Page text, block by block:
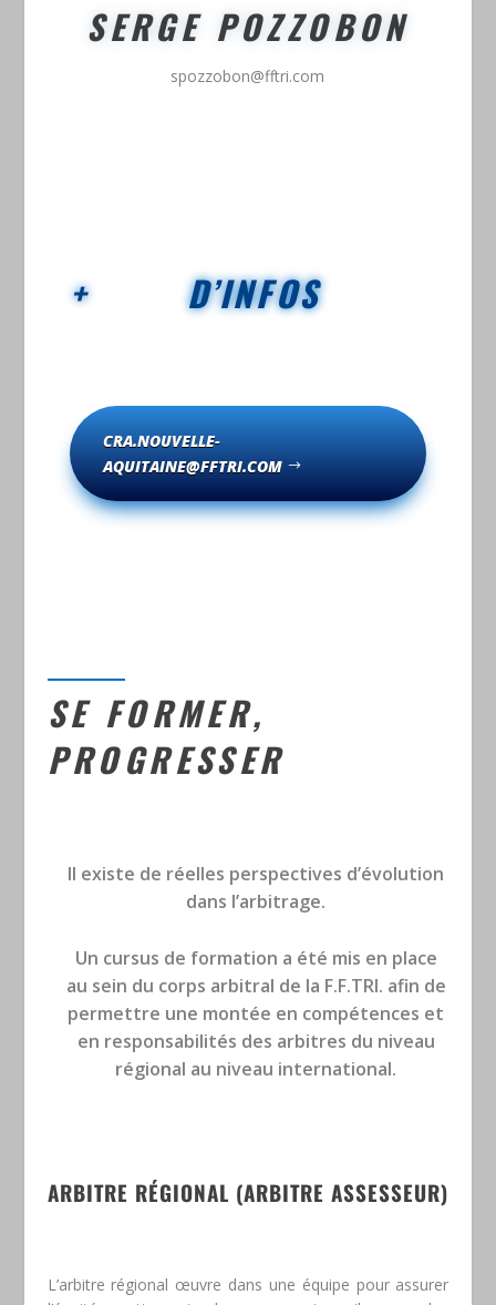
SERGE POZZOBON
spozzobon@fftri.com
+ D’INFOS
CRA.NOUVELLE-
AQUITAINE@FFTRI.COM
SE FORMER,
PROGRESSER
Il existe de réelles perspectives d’évolution
dans l’arbitrage.
Un cursus de formation a été mis en place
au sein du corps arbitral de la F.F.TRI. afin de
permettre une montée en compétences et
en responsabilités des arbitres du niveau
régional au niveau international.
ARBITRE RÉGIONAL (ARBITRE ASSESSEUR)
L’arbitre régional œuvre dans une équipe pour assurer